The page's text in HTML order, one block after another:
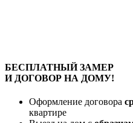
БЕСПЛАТНЫЙЗАМЕР
И ДОГОВОР НА ДОМУ!
Оформление договора
квартире